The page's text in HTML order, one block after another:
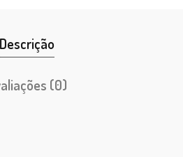
Descrição
(0)